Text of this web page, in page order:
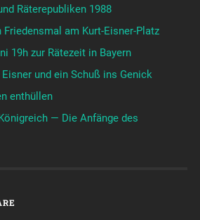
Räterepubliken 1988
Friedensmal am Kurt-Eisner-Platz
19h zur Rätezeit in Bayern
Eisner und ein Schuß ins Genick
enthüllen
— Die Anfänge des